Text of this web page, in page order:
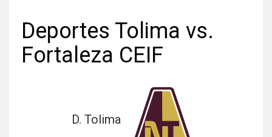
Deportes Tolima vs.
Fortaleza CEIF
D. Tolima